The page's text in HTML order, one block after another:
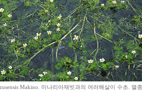
Makino. 미나리아재빗과의 여러해살이 수초. 멸